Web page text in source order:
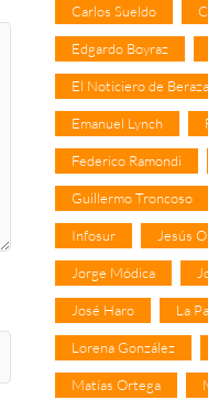
Carlos Sueldo
Edgardo Boyraz
El Noticiero de
Emanuel Lynch
Federico Ramondi
Guillermo Troncoso
Infosur Jesús
Jorge Módica
José Haro La
Lorena González
Matías Ortega